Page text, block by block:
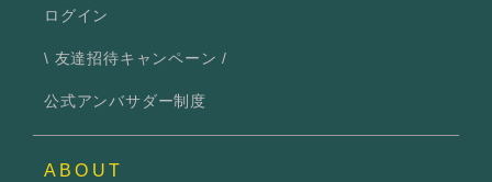
ログイン
\ 友達招待キャンペーン /
公式アンバサダー制度
ABOUT